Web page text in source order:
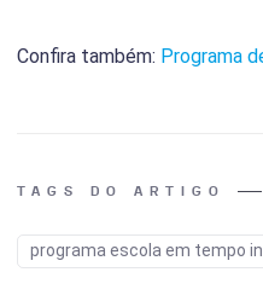
Confira também: Programa
TAGS DO ARTIGO
programa escola em tempo